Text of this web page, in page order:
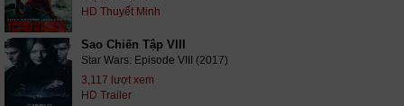
HD Thuyết Minh
Sao Chiến Tập VIII
Star Wars: Episode VIII (2017)
3,117 lượt xem
HD Trailer